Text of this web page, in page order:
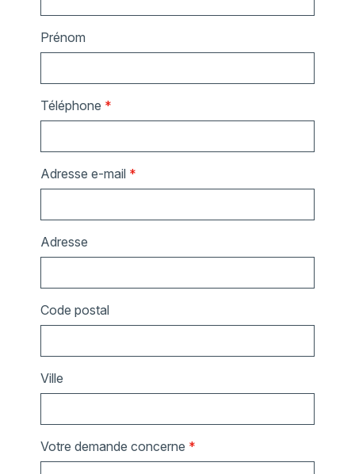
Prénom
Téléphone *
Adresse e-mail *
Adresse
Code postal
Ville
Votre demande concerne *